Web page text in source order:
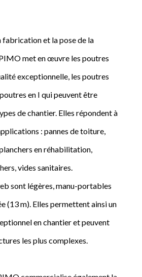
fabrication et la pose de la
met en œuvre les poutres
exceptionnelle, les poutres
en I qui peuvent être
de chantier. Elles répondent à
: pannes de toiture,
en réhabilitation,
vides sanitaires.
sont légères, manu-portables
(13 m). Elles permettent ainsi un
en chantier et peuvent
les plus complexes.